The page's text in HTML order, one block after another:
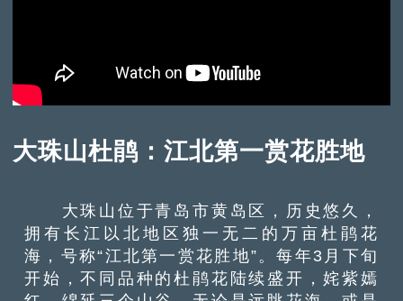
大珠山杜鹃：江北第一赏花胜地
大珠山位于青岛市黄岛区，历史悠久，
拥有长江以北地区独一无二的万亩杜鹃花
海，号称“江北第一赏花胜地”。每年3月下旬
开始，不同品种的杜鹃花陆续盛开，姹紫嫣